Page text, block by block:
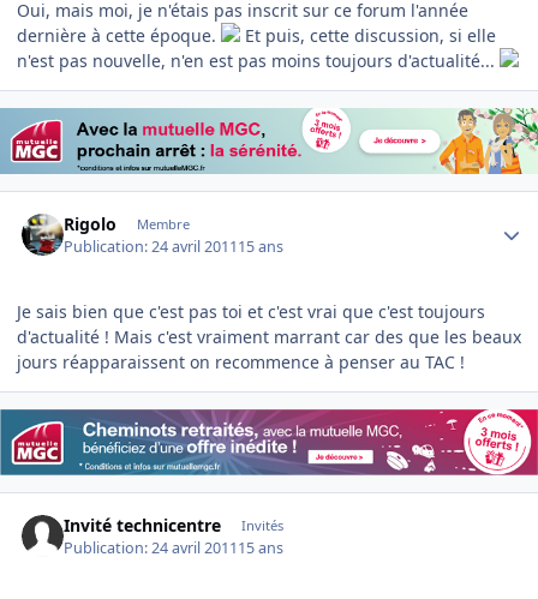
Oui, mais moi, je n'étais pas inscrit sur ce forum l'année
dernière à cette époque.
Et puis, cette discussion, si elle
n'est pas nouvelle, n'en est pas moins toujours d'actualité...
Rigolo Membre
Publication:24 avril 201115 ans
Je sais bien que c'est pas toi et c'est vrai que c'est toujours
d'actualité ! Mais c'est vraiment marrant car des que les beaux
jours réapparaissent on recommence à penser au TAC !
Invité technicentre Invités
Publication:24 avril 201115 ans